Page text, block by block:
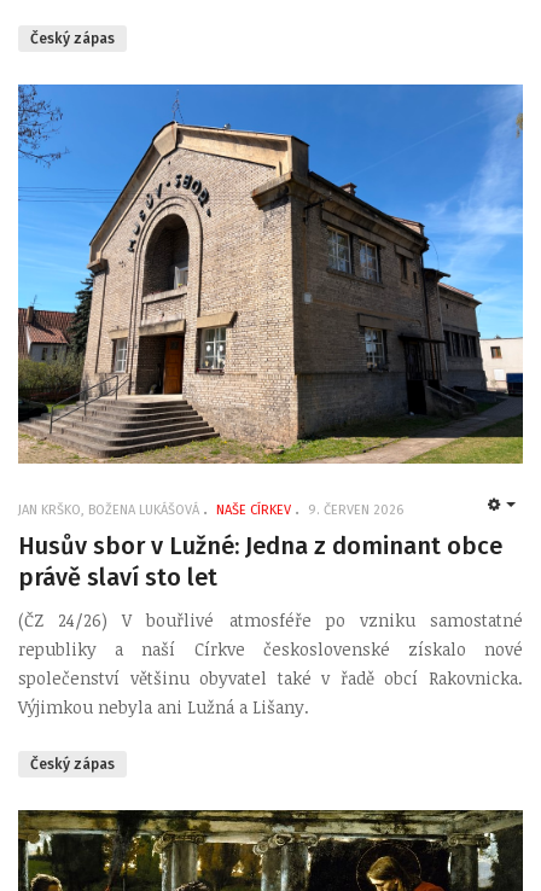
Český zápas
JAN KRŠKO, BOŽENA LUKÁŠOVÁ NAŠE CÍRKEV 9. ČERVEN 2026
Husův sbor v Lužné: Jedna z dominant obce
právě slaví sto let
(ČZ 24/26) V bouřlivé atmosféře po vzniku samostatné
republiky a naší Církve československé získalo nové
společenství většinu obyvatel také v řadě obcí Rakovnicka.
Výjimkou nebyla ani Lužná a Lišany.
Český zápas